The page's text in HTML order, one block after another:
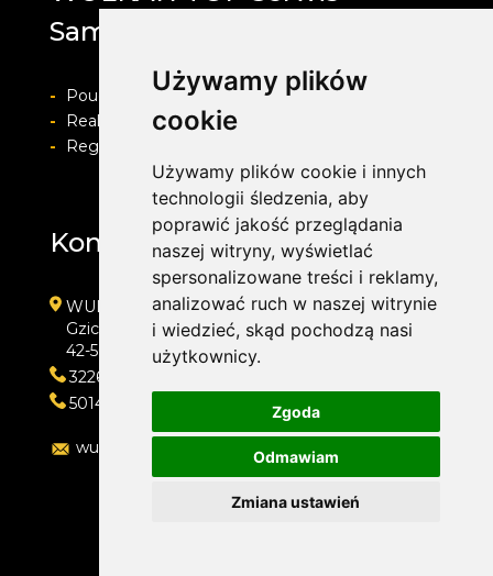
Używamy plików
cookie
Używamy plików cookie i innych
technologii śledzenia, aby
poprawić jakość przeglądania
naszej witryny, wyświetlać
spersonalizowane treści i reklamy,
analizować ruch w naszej witrynie
i wiedzieć, skąd pochodzą nasi
użytkownicy.
Zgoda
Odmawiam
Zmiana ustawień
Samochodowy
-
Pouczenie o prawie do odstapienia od umowy
-
Realizacja zamówienia i formy płatności
-
Regulamin i Polityka prywatności
Kontakt
WULKAN-TOP Serwis Samochodowy
Gzichowska 108
42-504 Będzin
322692033
501410313
wulkan-top@wp.pl